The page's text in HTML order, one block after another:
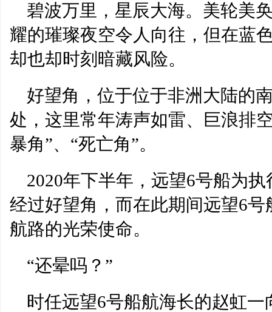
碧波万里，星辰大海。美轮美
耀的璀璨夜空令人向往，但在蓝
却也却时刻暗藏风险。
好望角，位于位于非洲大陆的
处，这里常年涛声如雷、巨浪排
暴角”、“死亡角”。
2020年下半年，远望6号船为
经过好望角，而在此期间远望6
航路的光荣使命。
“还晕吗？”
时任远望6号船航海长的赵虹